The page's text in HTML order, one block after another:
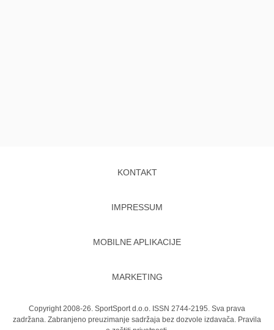
KONTAKT
IMPRESSUM
MOBILNE APLIKACIJE
MARKETING
Copyright 2008-26. SportSport d.o.o. ISSN 2744-2195. Sva prava
zadržana. Zabranjeno preuzimanje sadržaja bez dozvole izdavača. Pravila